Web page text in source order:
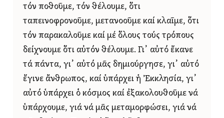
τόν ποθοῦμε, τόν θέλουμε, ὅτι
ταπεινοφρονοῦμε, μετανοοῦμε καί κλαῖμε, ὅτι
τόν παρακαλοῦμε καί μέ ὅλους τούς τρόπους
δείχνουμε ὅτι αὐτόν θέλουμε. Γι᾿ αὐτό ἔκανε
τά πάντα, γι᾿ αὐτό μᾶς δημιούργησε, γι᾿ αὐτό
ἔγινε ἄνθρωπος, καί ὑπάρχει ἡ Ἐκκλησία, γι᾿
αὐτό ὑπάρχει ὁ κόσμος καί ἐξακολουθοῦμε νά
ὑπάρχουμε, γιά νά μᾶς μεταμορφώσει, γιά νά